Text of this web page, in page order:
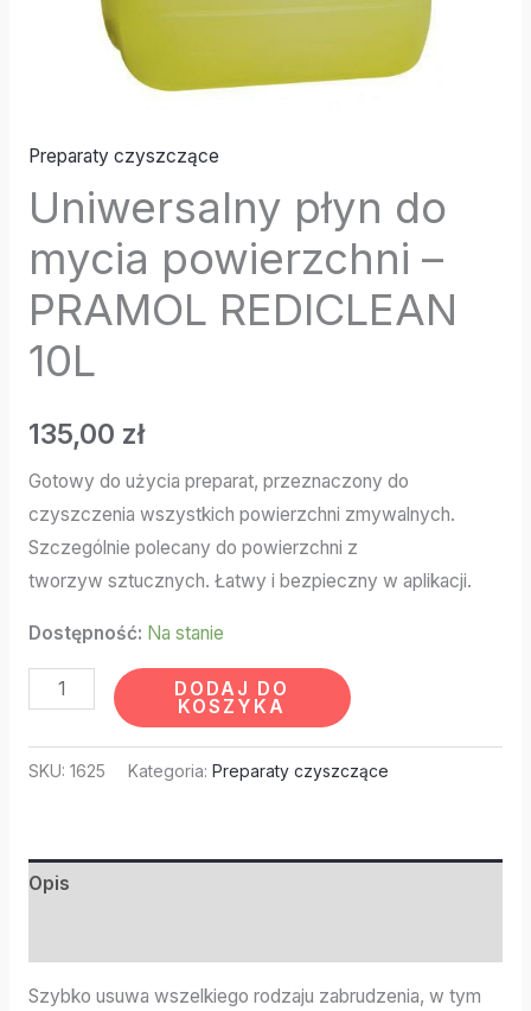
Preparaty czyszczące
Uniwersalny płyn do
mycia powierzchni –
PRAMOL REDICLEAN
10L
135,00 zł
Gotowy do użycia preparat, przeznaczony do
czyszczenia wszystkich powierzchni zmywalnych.
Szczególnie polecany do powierzchni z
tworzyw sztucznych. Łatwy i bezpieczny w aplikacji.
Dostępność: Na stanie
DODAJ DO
KOSZYKA
SKU: 1625 Kategoria: Preparaty czyszczące
Opis
Szybko usuwa wszelkiego rodzaju zabrudzenia, w tym